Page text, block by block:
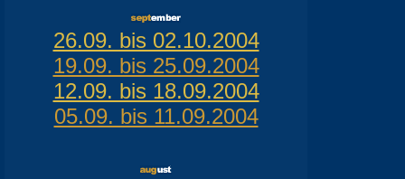
26.09. bis 02.10.2004
19.09. bis 25.09.2004
12.09. bis 18.09.2004
05.09. bis 11.09.2004